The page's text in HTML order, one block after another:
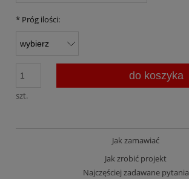
* Próg ilości:
szt.
do koszyka
Jak zamawiać
Jak zrobić projekt
Najczęściej zadawane pytania